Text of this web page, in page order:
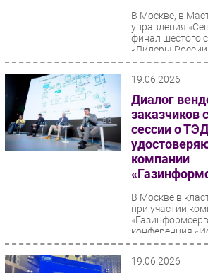
В Москве, в
управления
финал шестого
«Лидеры
флагманского
19.06.2026
Диалог
заказчиков
сессии о
компании
В Москве в
при участии
конференция
19.06.2026